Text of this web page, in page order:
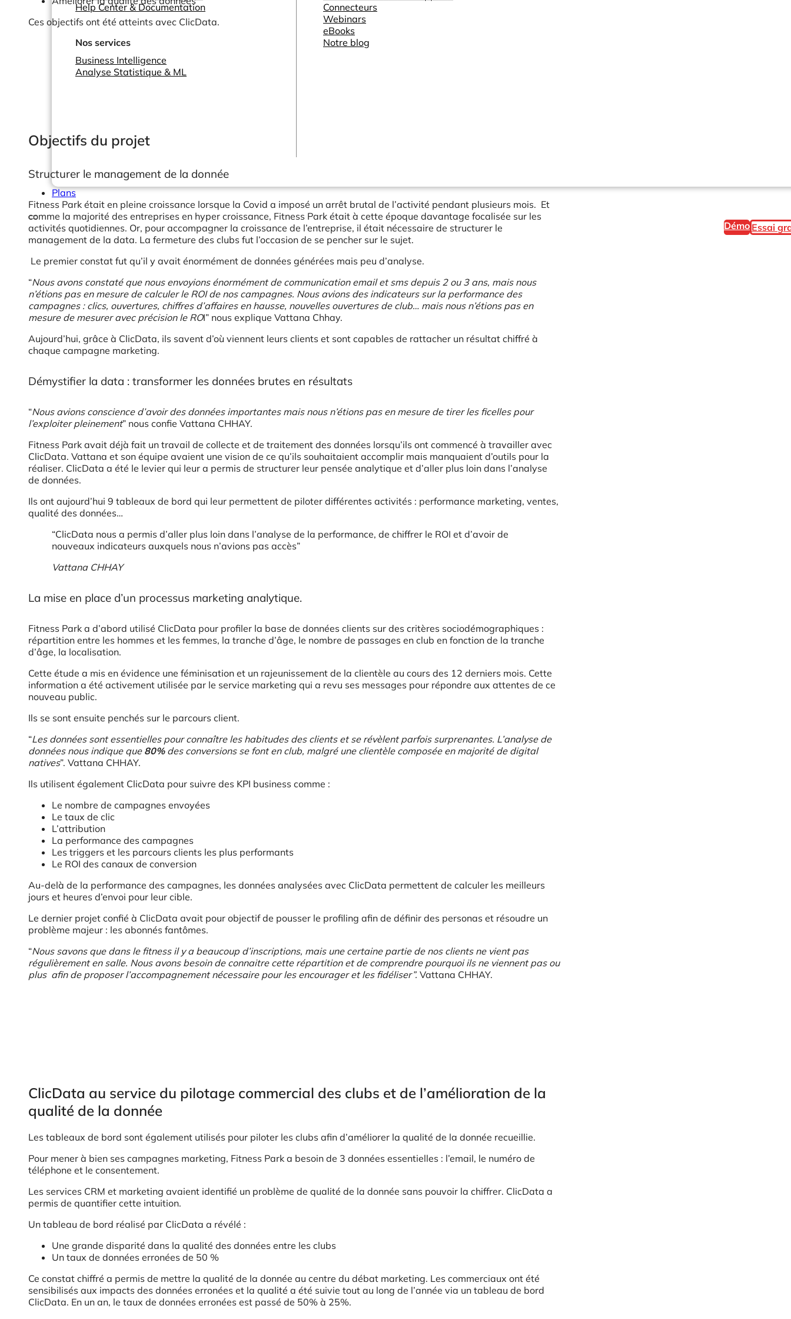
Help Center & Documentation
Nos services
Business Intelligence
Analyse Statistique & ML
Connecteurs
Webinars
eBooks
Notre blog
Plans
Démo Essai
Ces objectifs ont été atteints avec ClicData.
Objectifs du projet
Structurer le management de la donnée
Fitness Park était en pleine croissance lorsque la Covid a imposé un arrêt brutal de l’activité pendant plusieurs mois. Et
comme la majorité des entreprises en hyper croissance, Fitness Park était à cette époque davantage focalisée sur les
activités quotidiennes. Or, pour accompagner la croissance de l’entreprise, il était nécessaire de structurer le
management de la data. La fermeture des clubs fut l’occasion de se pencher sur le sujet.
Le premier constat fut qu’il y avait énormément de données générées mais peu d’analyse.
“Nous avons constaté que nous envoyions énormément de communication email et sms depuis 2 ou 3 ans, mais nous
n’étions pas en mesure de calculer le ROI de nos campagnes. Nous avions des indicateurs sur la performance des
campagnes : clics, ouvertures, chiffres d’affaires en hausse, nouvelles ouvertures de club… mais nous n’étions pas en
mesure de mesurer avec précision le ROI” nous explique Vattana Chhay.
Aujourd’hui, grâce à ClicData, ils savent d’où viennent leurs clients et sont capables de rattacher un résultat chiffré à
chaque campagne marketing.
Démystifier la data : transformer les données brutes en résultats
“Nous avions conscience d’avoir des données importantes mais nous n’étions pas en mesure de tirer les ficelles pour
l’exploiter pleinement” nous confie Vattana CHHAY.
Fitness Park avait déjà fait un travail de collecte et de traitement des données lorsqu’ils ont commencé à travailler avec
ClicData. Vattana et son équipe avaient une vision de ce qu’ils souhaitaient accomplir mais manquaient d’outils pour la
réaliser. ClicData a été le levier qui leur a permis de structurer leur pensée analytique et d’aller plus loin dans l’analyse
de données.
Ils ont aujourd’hui 9 tableaux de bord qui leur permettent de piloter différentes activités : performance marketing, ventes,
qualité des données…
“ClicData nous a permis d’aller plus loin dans l’analyse de la performance, de chiffrer le ROI et d’avoir de
nouveaux indicateurs auxquels nous n’avions pas accès”
Vattana CHHAY
La mise en place d’un processus marketing analytique.
Fitness Park a d’abord utilisé ClicData pour profiler la base de données clients sur des critères sociodémographiques :
répartition entre les hommes et les femmes, la tranche d’âge, le nombre de passages en club en fonction de la tranche
d’âge, la localisation.
Cette étude a mis en évidence une féminisation et un rajeunissement de la clientèle au cours des 12 derniers mois. Cette
information a été activement utilisée par le service marketing qui a revu ses messages pour répondre aux attentes de ce
nouveau public.
Ils se sont ensuite penchés sur le parcours client.
“Les données sont essentielles pour connaître les habitudes des clients et se révèlent parfois surprenantes. L’analyse de
données nous indique que 80%des conversions se font en club, malgré une clientèle composée en majorité de digital
natives”. Vattana CHHAY.
Ils utilisent également ClicData pour suivre des KPI business comme :
Le nombre de campagnes envoyées
Le taux de clic
L’attribution
La performance des campagnes
Les triggers et les parcours clients les plus performants
Le ROI des canaux de conversion
Au-delà de la performance des campagnes, les données analysées avec ClicData permettent de calculer les meilleurs
jours et heures d’envoi pour leur cible.
Le dernier projet confié à ClicData avait pour objectif de pousser le profiling afin de définir des personas et résoudre un
problème majeur : les abonnés fantômes.
“Nous savons que dans le fitness il y a beaucoup d’inscriptions, mais une certaine partie de nos clients ne vient pas
régulièrement en salle. Nous avons besoin de connaitre cette répartition et de comprendre pourquoi ils ne viennent pas ou
plus afin de proposer l’accompagnement nécessaire pour les encourager et les fidéliser”. Vattana CHHAY.
ClicData au service du pilotage commercial des clubs et de l’amélioration de la
qualité de la donnée
Les tableaux de bord sont également utilisés pour piloter les clubs afin d’améliorer la qualité de la donnée recueillie.
Pour mener à bien ses campagnes marketing, Fitness Park a besoin de 3 données essentielles : l’email, le numéro de
téléphone et le consentement.
Les services CRM et marketing avaient identifié un problème de qualité de la donnée sans pouvoir la chiffrer. ClicData a
permis de quantifier cette intuition.
Un tableau de bord réalisé par ClicData a révélé :
Une grande disparité dans la qualité des données entre les clubs
Un taux de données erronées de 50 %
Ce constat chiffré a permis de mettre la qualité de la donnée au centre du débat marketing. Les commerciaux ont été
sensibilisés aux impacts des données erronées et la qualité a été suivie tout au long de l’année via un tableau de bord
ClicData. En un an, le taux de données erronées est passé de 50% à 25%.